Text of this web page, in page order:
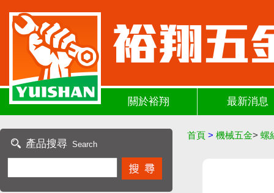
關於裕翔 最新消息
產品搜尋 Search
首頁 > 機械五金> 螺